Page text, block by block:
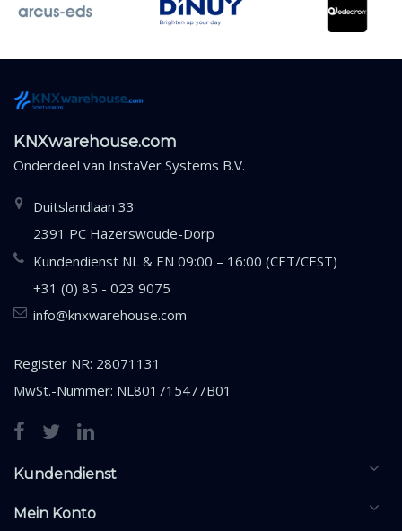
KNXwarehouse.com
Onderdeel van InstaVer Systems B.V.
Duitslandlaan 33
2391 PC Hazerswoude-Dorp
Kundendienst NL & EN 09:00 – 16:00 (CET/CEST)
+31 (0) 85 - 023 9075
info@knxwarehouse.com
Register NR: 28071131
MwSt.-Nummer: NL801715477B01
Kundendienst
Mein Konto